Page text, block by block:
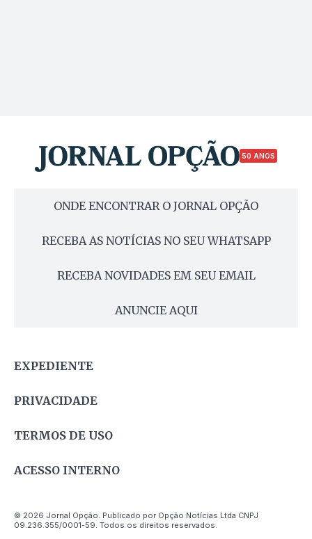
50 ANOS
ONDE ENCONTRAR O JORNAL OPÇÃO
RECEBA AS NOTÍCIAS NO SEU WHATSAPP
RECEBA NOVIDADES EM SEU EMAIL
ANUNCIE AQUI
EXPEDIENTE
PRIVACIDADE
TERMOS DE USO
ACESSO INTERNO
© 2026 Jornal Opção. Publicado por Opção Notícias Ltda CNPJ
09.236.355/0001-59. Todos os direitos reservados.